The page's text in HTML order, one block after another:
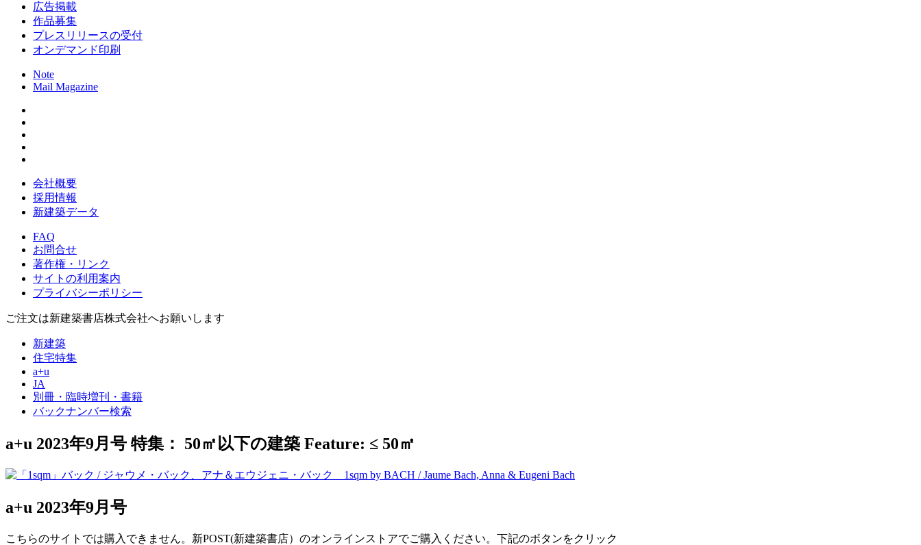
広告掲載
作品募集
プレスリリースの受付
オンデマンド印刷
Note
Mail Magazine
会社概要
採用情報
新建築データ
FAQ
お問合せ
著作権・リンク
サイトの利用案内
プライバシーポリシー
ご注文は新建築書店株式会社へお願いします
新建築
住宅特集
a+u
JA
別冊・臨時増刊・書籍
バックナンバー検索
a+u 2023年9月号 特集： 50㎡以下の建築 Feature: ≤ 50㎡
a+u 2023年9月号
こちらのサイトでは購入できません。新POST(新建築書店）のオンラインストアでご購入ください。下記のボタンをクリック